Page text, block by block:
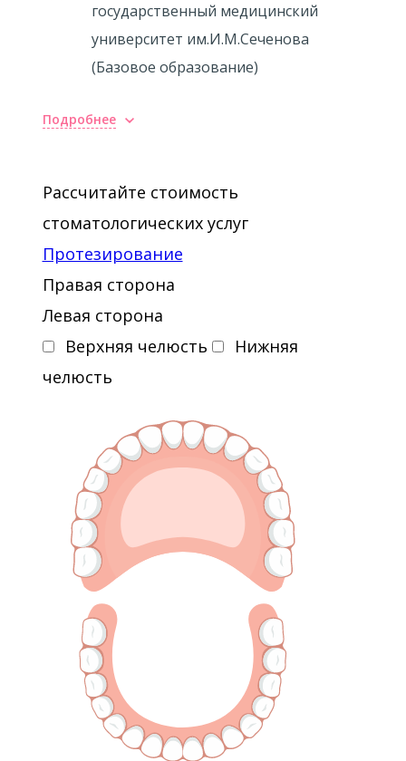
государственный медицинский
университет им.И.М.Сеченова
(Базовое образование)
Подробнее
Рассчитайте стоимость
стоматологических услуг
Протезирование
Правая сторона
Левая сторона
Верхняя челюсть
Нижняя
челюсть